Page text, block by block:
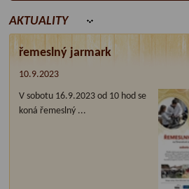
AKTUALITY
řemeslný jarmark
10.9.2023
V sobotu 16.9.2023 od 10 hod se
koná řemeslný ...